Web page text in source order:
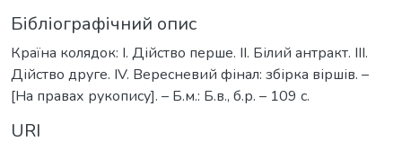
Бібліографічний опис
Країна колядок: I. Дійство перше. II. Білий антракт. III.
Дійство друге. IV. Вересневий фінал: збірка віршів. –
[На правах рукопису]. – Б.м.: Б.в., б.р. – 109 с.
URI